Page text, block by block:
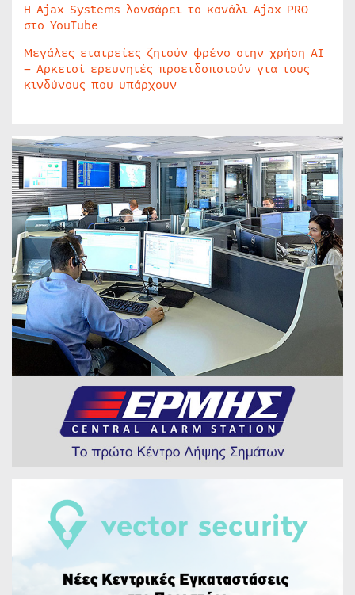
Η Ajax Systems λανσάρει το κανάλι Ajax PRO
στο YouTube
Μεγάλες εταιρείες ζητούν φρένο στην χρήση AI
– Αρκετοί ερευνητές προειδοποιούν για τους
κινδύνους που υπάρχουν